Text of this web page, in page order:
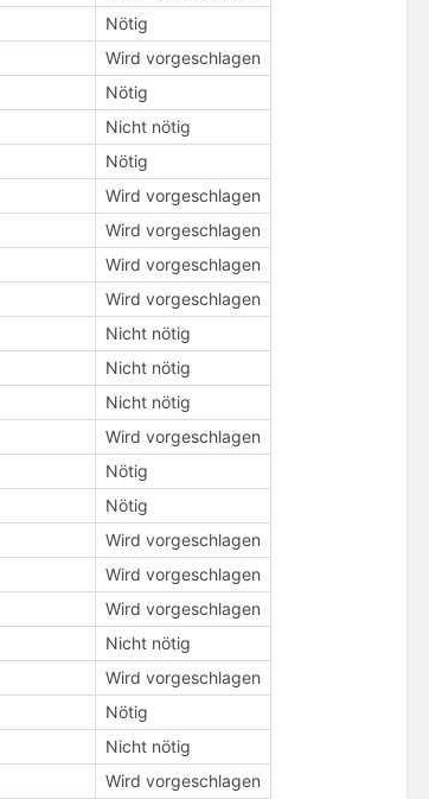
Nötig
Wird vorgeschlagen
Nötig
Nicht nötig
Nötig
Wird vorgeschlagen
Wird vorgeschlagen
Wird vorgeschlagen
Wird vorgeschlagen
Nicht nötig
Nicht nötig
Nicht nötig
Wird vorgeschlagen
Nötig
Nötig
Wird vorgeschlagen
Wird vorgeschlagen
Wird vorgeschlagen
Nicht nötig
Wird vorgeschlagen
Nötig
Nicht nötig
Wird vorgeschlagen